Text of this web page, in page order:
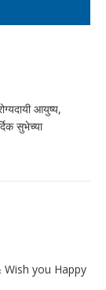
आयुष्य,
सुभेच्या
you Happy